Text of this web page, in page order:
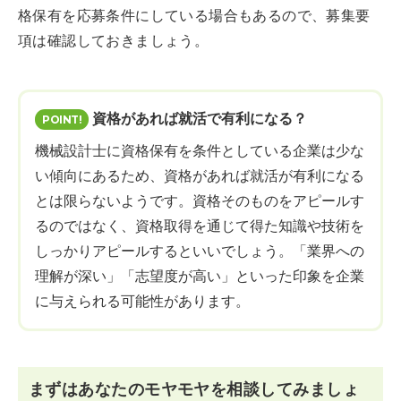
格保有を応募条件にしている場合もあるので、募集要
項は確認しておきましょう。
資格があれば就活で有利になる？
機械設計士に資格保有を条件としている企業は少な
い傾向にあるため、資格があれば就活が有利になる
とは限らないようです。資格そのものをアピールす
るのではなく、資格取得を通じて得た知識や技術を
しっかりアピールするといいでしょう。「業界への
理解が深い」「志望度が高い」といった印象を企業
に与えられる可能性があります。
まずはあなたのモヤモヤを相談してみましょ